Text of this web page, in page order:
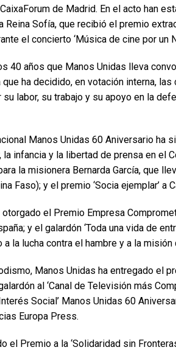
de Madrid. En el acto han
Reina Sofía, que recibió el premio
el concierto ‘Música de cine por un
40 años que Manos Unidas lleva
que ha decidido, en votación interna,
labor, su trabajo y su apoyo en la
Manos Unidas 60 Aniversario ha
la infancia y la libertad de prensa en el
la misionera Bernarda García, que
Faso); y el premio ‘Socia ejemplar’ a
otorgado el Premio Empresa
y el galardón ‘Toda una vida de
la lucha contra el hambre y a la misión
Manos Unidas ha entregado el
al ‘Canal de Televisión más
Social’ Manos Unidas 60
Europa Press.
el Premio a la ‘Solidaridad sin